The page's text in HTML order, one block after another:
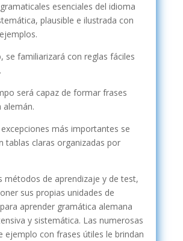
esenciales del idioma
plausible e ilustrada con
se familiarizará con reglas fáciles
será capaz de formar frases
alemán.
más importantes se
tablas claras organizadas por
métodos de aprendizaje y de test,
sus propias unidades de
aprender gramática alemana
y sistemática. Las numerosas
ejemplo con frases útiles le brindan